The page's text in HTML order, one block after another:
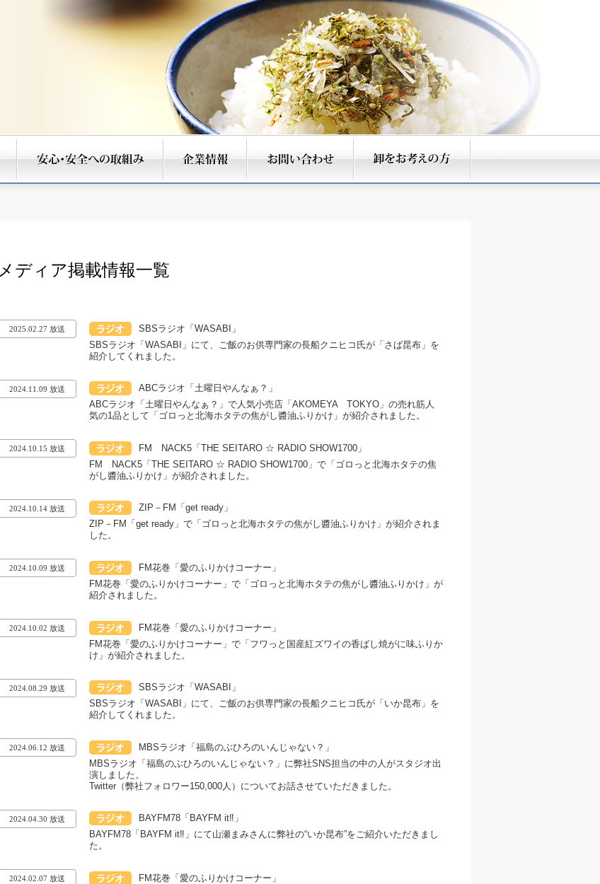
メディア掲載情報一覧
2025.02.27 放送
SBSラジオ「WASABI」
SBSラジオ「WASABI」にて、ご飯のお供専門家の長船クニヒコ氏が「さば昆布」を
紹介してくれました。
2024.11.09 放送
ABCラジオ「土曜日やんなぁ？」
ABCラジオ「土曜日やんなぁ？」で人気小売店「AKOMEYA TOKYO」の売れ筋人
気の1品として「ゴロっと北海ホタテの焦がし醬油ふりかけ」が紹介されました。
2024.10.15 放送
FM NACK5「THE SEITARO ☆ RADIO SHOW1700」
FM NACK5「THE SEITARO ☆ RADIO SHOW1700」で「ゴロっと北海ホタテの焦
がし醬油ふりかけ」が紹介されました。
2024.10.14 放送
ZIP－FM「get ready」
ZIP－FM「get ready」で「ゴロっと北海ホタテの焦がし醬油ふりかけ」が紹介されま
した。
2024.10.09 放送
FM花巻「愛のふりかけコーナー」
FM花巻「愛のふりかけコーナー」で「ゴロっと北海ホタテの焦がし醬油ふりかけ」が
紹介されました。
2024.10.02 放送
FM花巻「愛のふりかけコーナー」
FM花巻「愛のふりかけコーナー」で「フワっと国産紅ズワイの香ばし焼がに味ふりか
け」が紹介されました。
2024.08.29 放送
SBSラジオ「WASABI」
SBSラジオ「WASABI」にて、ご飯のお供専門家の長船クニヒコ氏が「いか昆布」を
紹介してくれました。
2024.06.12 放送
MBSラジオ「福島のぶひろのいんじゃない？」
MBSラジオ「福島のぶひろのいんじゃない？」に弊社SNS担当の中の人がスタジオ出
演しました。
Twitter（弊社フォロワー150,000人）についてお話させていただきました。
2024.04.30 放送
BAYFM78「BAYFM it‼」
BAYFM78「BAYFM it‼」にて山瀬まみさんに弊社の“いか昆布”をご紹介いただきまし
た。
2024.02.07 放送
FM花巻「愛のふりかけコーナー」